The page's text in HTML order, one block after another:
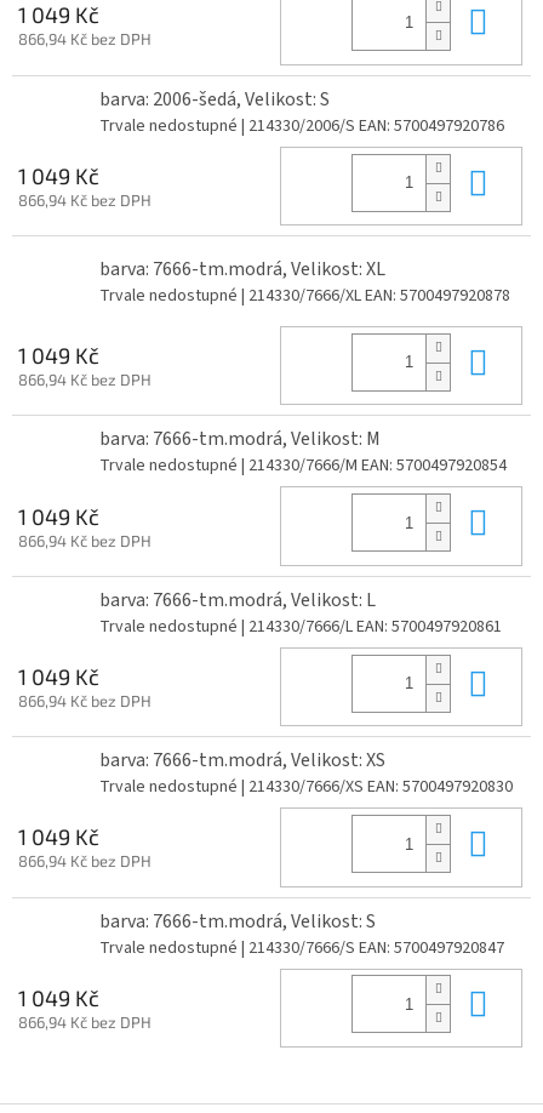
1 049 Kč
866,94 Kč bez DPH
barva: 2006-šedá, Velikost: S
Trvale nedostupné | 214330/2006/S EAN: 5700497920786
1 049 Kč
866,94 Kč bez DPH
barva: 7666-tm.modrá, Velikost: XL
Trvale nedostupné | 214330/7666/XLEAN: 5700497920878
1 049 Kč
866,94 Kč bez DPH
barva: 7666-tm.modrá, Velikost: M
Trvale nedostupné | 214330/7666/M EAN: 5700497920854
1 049 Kč
866,94 Kč bez DPH
barva: 7666-tm.modrá, Velikost: L
Trvale nedostupné | 214330/7666/LEAN: 5700497920861
1 049 Kč
866,94 Kč bez DPH
barva: 7666-tm.modrá, Velikost: XS
Trvale nedostupné | 214330/7666/XS EAN: 5700497920830
1 049 Kč
866,94 Kč bez DPH
barva: 7666-tm.modrá, Velikost: S
Trvale nedostupné | 214330/7666/S EAN: 5700497920847
1 049 Kč
866,94 Kč bez DPH